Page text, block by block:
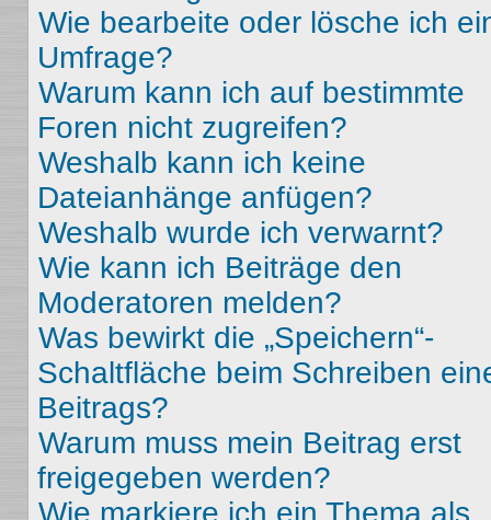
Wie bearbeite oder lösche ich
Umfrage?
Warum kann ich auf bestimmte
Foren nicht zugreifen?
Weshalb kann ich keine
Dateianhänge anfügen?
Weshalb wurde ich verwarnt?
Wie kann ich Beiträge den
Moderatoren melden?
Was bewirkt die „Speichern“-
Schaltfläche beim Schreiben
Beitrags?
Warum muss mein Beitrag erst
freigegeben werden?
Wie markiere ich ein Thema als